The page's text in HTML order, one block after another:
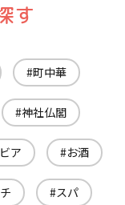
す
町中華
神社仏閣
ア お酒
スパ